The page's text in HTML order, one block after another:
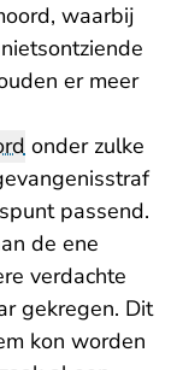
waarbij
er meer
onder zulke
passend.
de ene
verdachte
gekregen. Dit
kon worden